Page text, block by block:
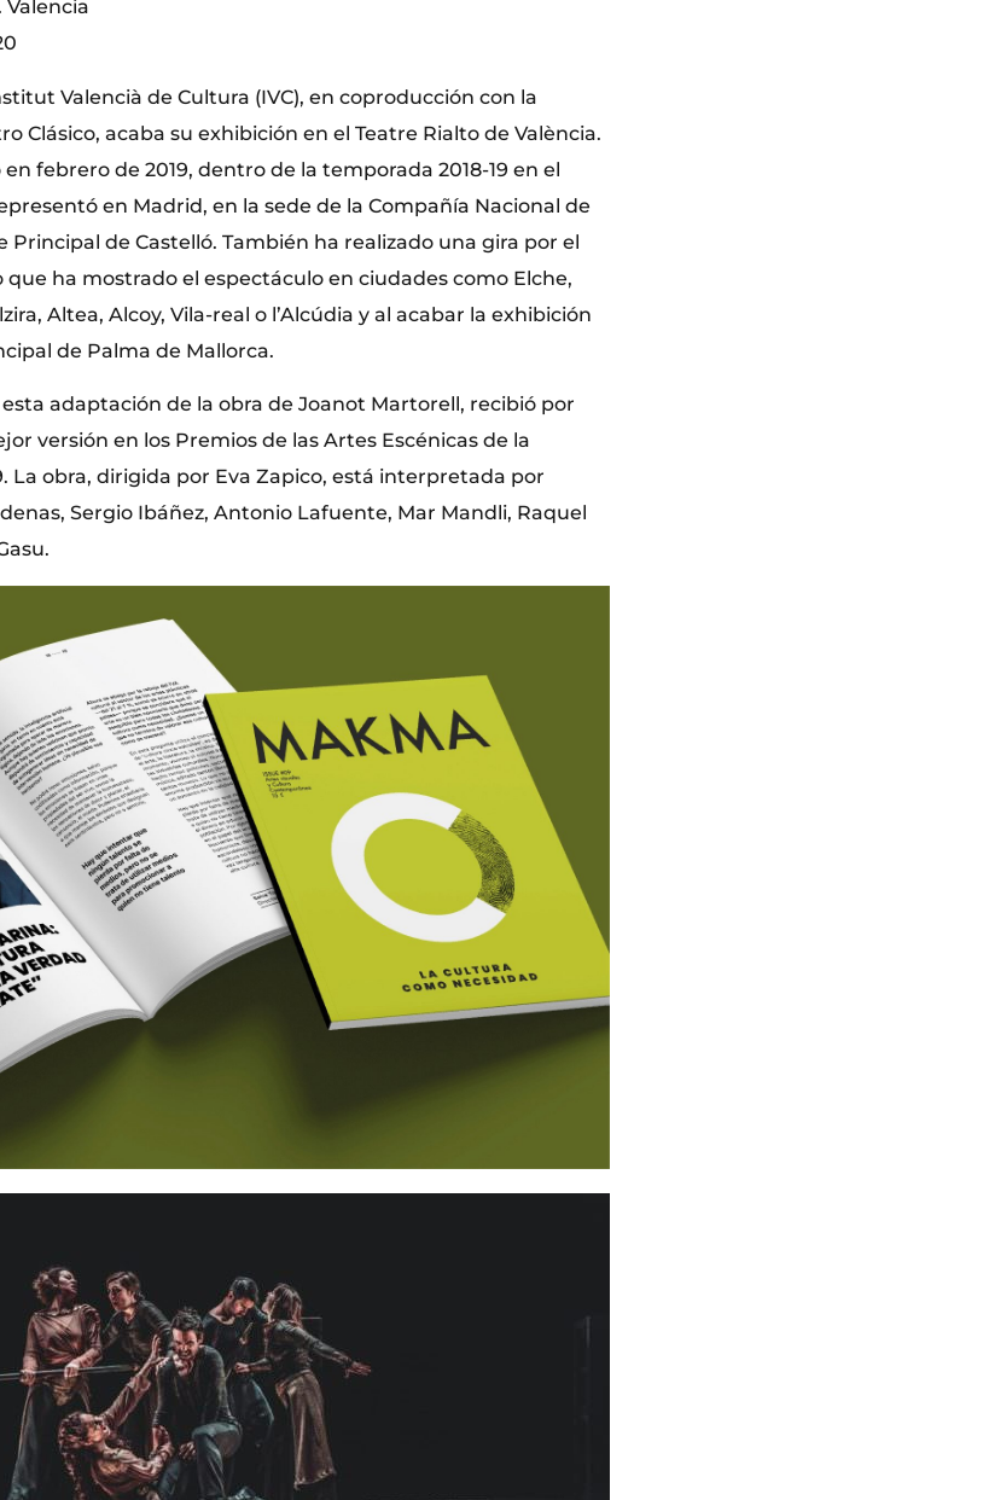
Valencia
Valencià de Cultura (IVC), en coproducción con la
Clásico, acaba su exhibición en el Teatre Rialto de València.
febrero de 2019, dentro de la temporada 2018-19 en el
en Madrid, en la sede de la Compañía Nacional de
Principal de Castelló. También ha realizado una gira por el
ha mostrado el espectáculo en ciudades como Elche,
Altea, Alcoy, Vila-real o l’Alcúdia y al acabar la exhibición
de Palma de Mallorca.
adaptación de la obra de Joanot Martorell, recibió por
versión en los Premios de las Artes Escénicas de la
La obra, dirigida por Eva Zapico, está interpretada por
Sergio Ibáñez, Antonio Lafuente, Mar Mandli, Raquel